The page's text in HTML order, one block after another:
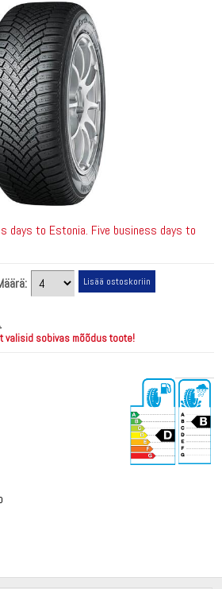
days to Estonia. Five business days to
valisid sobivas mõõdus toote!